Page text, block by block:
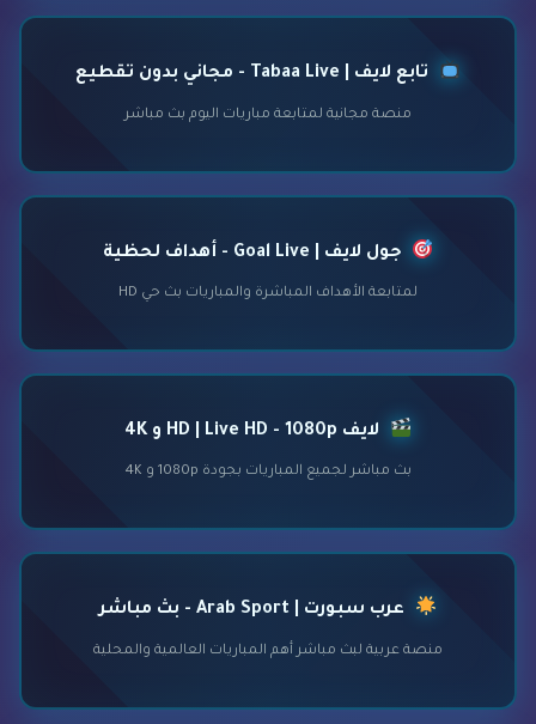
تابع لايف | Tabaa Live - مجاني بدون تقطيع
منصة مجانية لمتابعة مباريات اليوم بث مباشر
جول لايف | Goal Live - أهداف لحظية
لمتابعة الأهداف المباشرة والمباريات بث حي HD
لايف HD | Live HD - 1080p و 4K
بث مباشر لجميع المباريات بجودة 1080p و 4K
عرب سبورت | Arab Sport - بث مباشر
منصة عربية لبث مباشر أهم المباريات العالمية والمحلية